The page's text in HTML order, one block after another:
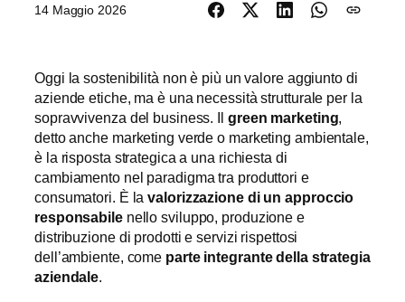
14 Maggio 2026
Oggi la sostenibilità non è più un valore aggiunto di
aziende etiche, ma è una necessità strutturale per la
sopravvivenza del business. Il green marketing,
detto anche marketing verde o marketing ambientale,
è la risposta strategica a una richiesta di
cambiamento nel paradigma tra produttori e
consumatori. È lavalorizzazione di un approccio
responsabilenello sviluppo, produzione e
distribuzione di prodotti e servizi rispettosi
dell’ambiente, come parte integrante della strategia
aziendale.